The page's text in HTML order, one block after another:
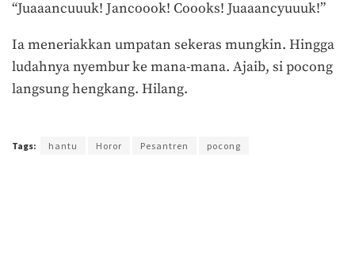
“Juaaancuuuk! Jancoook! Coooks! Juaaancyuuuk!”
Ia meneriakkan umpatan sekeras mungkin. Hingga
ludahnya nyembur ke mana-mana. Ajaib, si pocong
langsung hengkang. Hilang.
Tags: hantu Horor Pesantren pocong